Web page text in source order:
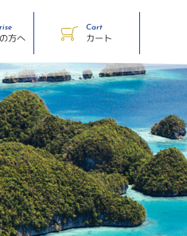
方へ
Cart
カート